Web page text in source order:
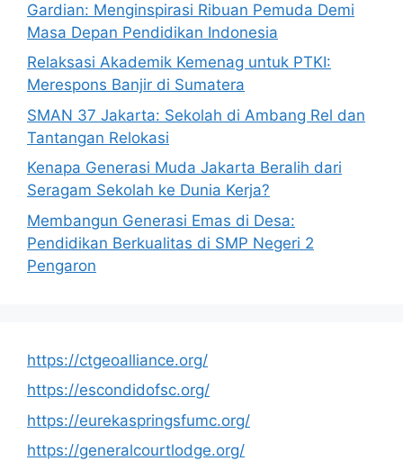
Gardian: Menginspirasi Ribuan Pemuda Demi
Masa Depan Pendidikan Indonesia
Relaksasi Akademik Kemenag untuk PTKI:
Merespons Banjir di Sumatera
SMAN 37 Jakarta: Sekolah di Ambang Rel dan
Tantangan Relokasi
Kenapa Generasi Muda Jakarta Beralih dari
Seragam Sekolah ke Dunia Kerja?
Membangun Generasi Emas di Desa:
Pendidikan Berkualitas di SMP Negeri 2
Pengaron
https://ctgeoalliance.org/
https://escondidofsc.org/
https://eurekaspringsfumc.org/
https://generalcourtlodge.org/